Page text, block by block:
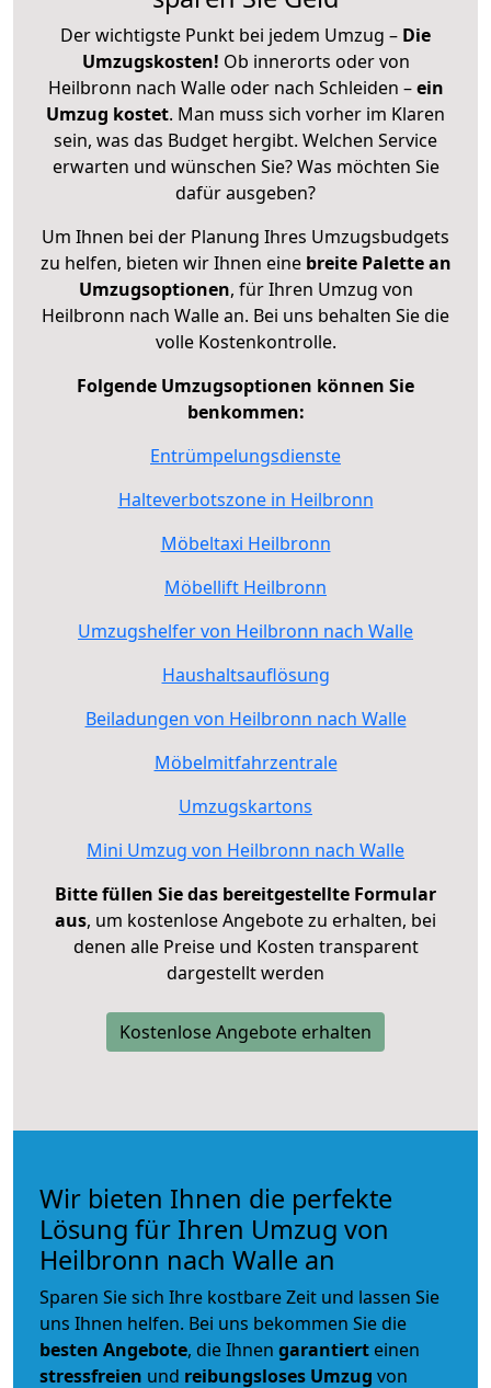
Der wichtigste Punkt bei jedem Umzug – Die
Umzugskosten! Ob innerorts oder von
Heilbronn nach Walle oder nach Schleiden –ein
Umzug kostet. Man muss sich vorher im Klaren
sein, was das Budget hergibt. Welchen Service
erwarten und wünschen Sie? Was möchten Sie
dafür ausgeben?
Um Ihnen bei der Planung Ihres Umzugsbudgets
zu helfen, bieten wir Ihnen eine breite Palette an
Umzugsoptionen, für Ihren Umzug von
Heilbronn nach Walle an. Bei uns behalten Sie die
volle Kostenkontrolle.
Folgende Umzugsoptionen können Sie
benkommen:
Entrümpelungsdienste
Halteverbotszone in Heilbronn
Möbeltaxi Heilbronn
Möbellift Heilbronn
Umzugshelfer von Heilbronn nach Walle
Haushaltsauflösung
Beiladungen von Heilbronn nach Walle
Möbelmitfahrzentrale
Umzugskartons
Mini Umzug von Heilbronn nach Walle
Bitte füllen Sie das bereitgestellte Formular
aus, um kostenlose Angebote zu erhalten, bei
denen alle Preise und Kosten transparent
dargestellt werden
Kostenlose Angebote erhalten
Wir bieten Ihnen die perfekte
Lösung für Ihren Umzug von
Heilbronn nach Walle an
Sparen Sie sich Ihre kostbare Zeit und lassen Sie
uns Ihnen helfen. Bei uns bekommen Sie die
besten Angebote, die Ihnen garantiert einen
stressfreien und reibungsloses Umzug von